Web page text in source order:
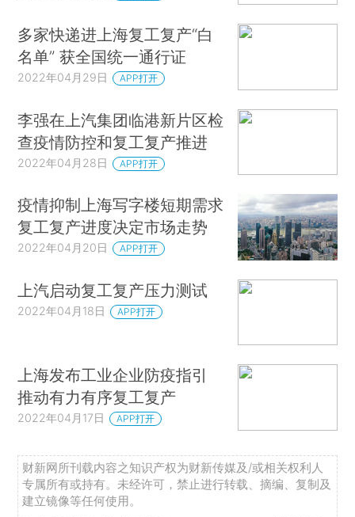
多家快递进上海复工复产“白
名单” 获全国统一通行证
2022年04月29日 APP打开
李强在上汽集团临港新片区检
查疫情防控和复工复产推进
2022年04月28日 APP打开
疫情抑制上海写字楼短期需求
复工复产进度决定市场走势
2022年04月20日 APP打开
上汽启动复工复产压力测试
2022年04月18日 APP打开
上海发布工业企业防疫指引
推动有力有序复工复产
2022年04月17日 APP打开
财新网所刊载内容之知识产权为财新传媒及/或相关权利人
专属所有或持有。未经许可，禁止进行转载、摘编、复制及
建立镜像等任何使用。